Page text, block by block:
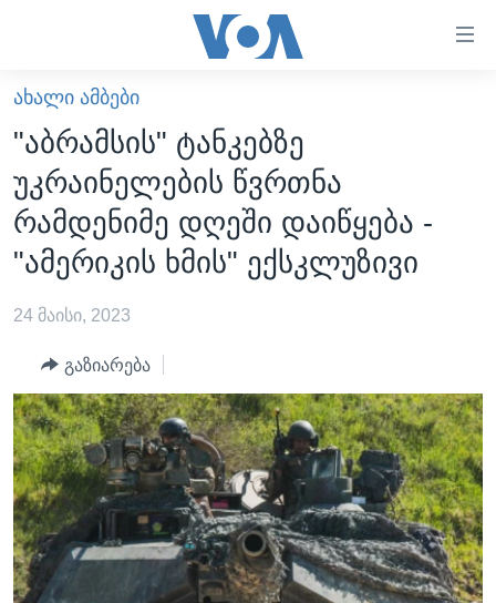
ხელმისაწვდომობისთვის
გადადით
მთავარზე
გადადით
მთავარ
ნავიგაციაზე
გადადით
ძიებაზე
ᲐᲮᲐᲚᲘ ᲐᲛᲑᲔᲑᲘ
ᲡᲐᲥᲐᲠᲗᲕᲔᲚᲝ
ᲐᲨᲨ
ᲐᲨᲨ-ᲘᲡ ᲐᲠᲩᲔᲕᲜᲔᲑᲘ 2024
ᲛᲡᲝᲤᲚᲘᲝ
ᲕᲘᲓᲔᲝᲔᲑᲘ
ᲒᲐᲓᲐᲪᲔᲛᲔᲑᲘ
ᲕᲐᲨᲘᲜᲒᲢᲝᲜᲘ ᲓᲦᲔᲡ
ᲮᲔᲓᲕᲐ ᲕᲐᲨᲘᲜᲒᲢᲝᲜᲘᲓᲐᲜ
ᲡᲢᲣᲓᲘᲐ ᲕᲐᲨᲘᲜᲒᲢᲝᲜᲘ
ᲡᲮᲕᲐ ᲡᲘᲐᲮᲚᲔᲔᲑᲘ
ᲞᲝᲚᲘᲢᲘᲙᲐ
ᲔᲙᲝᲜᲝᲛᲘᲙᲐ
ᲯᲐᲜᲛᲠᲗᲔᲚᲝᲑᲐ
ᲛᲔᲪᲜᲘᲔᲠᲔᲑᲐ
ᲠᲣᲡᲔᲗᲘᲡ ᲨᲔᲭᲠᲐ ᲣᲙᲠᲐᲘᲜᲐᲨᲘ
Learning English
ᲗᲕᲐᲚᲘ ᲒᲕᲐᲓᲔᲕᲜᲔᲗ
ᲐᲮᲐᲚᲘ ᲐᲛᲑᲔᲑᲘ
"აბრამსის" ტანკებზე
უკრაინელების წვრთნა
რამდენიმე დღეში დაიწყება -
"ამერიკის ხმის" ექსკლუზივი
24 მაისი, 2023
გაზიარება